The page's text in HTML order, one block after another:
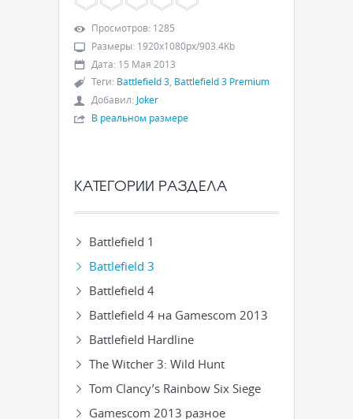
Просмотров: 1285
Размеры: 1920x1080px/903.4Kb
Дата: 15 Мая 2013
Теги: Battlefield 3, Battlefield 3 Premium
Добавил: Joker
В реальном размере
КАТЕГОРИИ РАЗДЕЛА
Battlefield 1
Battlefield 3
Battlefield 4
Battlefield 4 на Gamescom 2013
Battlefield Hardline
The Witcher 3: Wild Hunt
Tom Clancy’s Rainbow Six Siege
Gamescom 2013 разное